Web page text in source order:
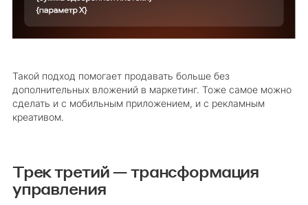
Такой подход помогает продавать больше без
дополнительных вложений в маркетинг. Тоже самое можно
сделать и с мобильным приложением, и с рекламным
креативом.
Трек третий — трансформация
управления